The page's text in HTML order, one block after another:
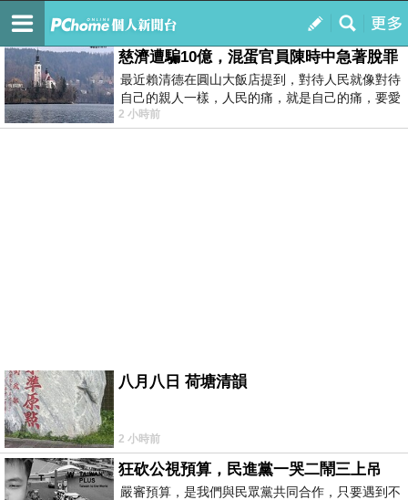
我的
最新文章
慈濟遭騙10億，混蛋官員陳時中急著脫罪
最近賴清德在圓山大飯店提到，對待人民就像對待
自己的親人一樣，人民的痛，就是自己的痛，要愛
民如親，說的這麼好聽，實際上根本沒做
2 小時前
八月八日 荷塘清韻
2 小時前
狂砍公視預算，民進黨一哭二鬧三上吊
嚴審預算，是我們與民眾黨共同合作，只要遇到不